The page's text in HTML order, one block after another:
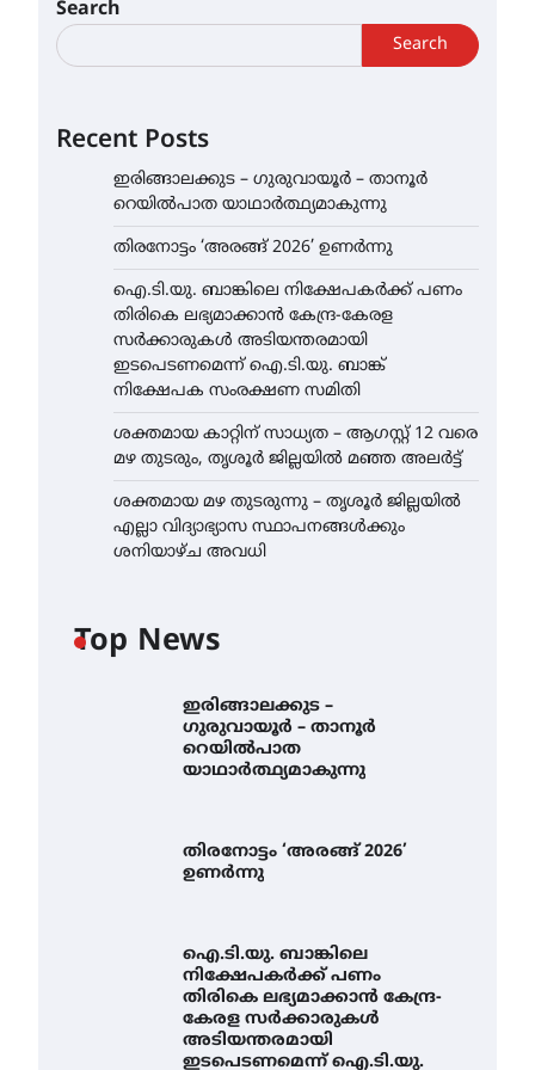
Search
Search
Recent Posts
ഇരിങ്ങാലക്കുട – ഗുരുവായൂർ – താനൂർ
റെയിൽപാത യാഥാർത്ഥ്യമാകുന്നു
തിരനോട്ടം ‘അരങ്ങ് 2026’ ഉണർന്നു
ഐ.ടി.യു. ബാങ്കിലെ നിക്ഷേപകർക്ക് പണം
തിരികെ ലഭ്യമാക്കാൻ കേന്ദ്ര-കേരള
സർക്കാരുകൾ അടിയന്തരമായി
ഇടപെടണമെന്ന് ഐ.ടി.യു. ബാങ്ക്
നിക്ഷേപക സംരക്ഷണ സമിതി
ശക്തമായ കാറ്റിന് സാധ്യത – ആഗസ്റ്റ് 12 വരെ
മഴ തുടരും, തൃശൂർ ജില്ലയിൽ മഞ്ഞ അലർട്ട്
ശക്തമായ മഴ തുടരുന്നു – തൃശൂർ ജില്ലയിൽ
എല്ലാ വിദ്യാഭ്യാസ സ്ഥാപനങ്ങൾക്കും
ശനിയാഴ്ച അവധി
Top News
ഇരിങ്ങാലക്കുട –
ഗുരുവായൂർ – താനൂർ
റെയിൽപാത
യാഥാർത്ഥ്യമാകുന്നു
തിരനോട്ടം ‘അരങ്ങ് 2026’
ഉണർന്നു
ഐ.ടി.യു. ബാങ്കിലെ
നിക്ഷേപകർക്ക് പണം
തിരികെ ലഭ്യമാക്കാൻ കേന്ദ്ര-
കേരള സർക്കാരുകൾ
അടിയന്തരമായി
ഇടപെടണമെന്ന് ഐ.ടി.യു.